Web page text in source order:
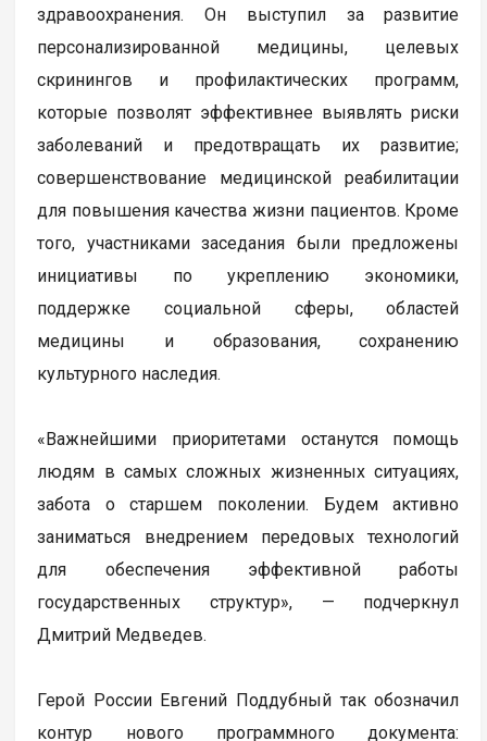
здравоохранения. Он выступил за развитие
персонализированной медицины, целевых
скринингов и профилактических программ,
которые позволят эффективнее выявлять риски
заболеваний и предотвращать их развитие;
совершенствование медицинской реабилитации
для повышения качества жизни пациентов. Кроме
того, участниками заседания были предложены
инициативы по укреплению экономики,
поддержке социальной сферы, областей
медицины и образования, сохранению
культурного наследия.
«Важнейшими приоритетами останутся помощь
людям в самых сложных жизненных ситуациях,
забота о старшем поколении. Будем активно
заниматься внедрением передовых технологий
для обеспечения эффективной работы
государственных структур», — подчеркнул
Дмитрий Медведев.
Герой России Евгений Поддубный так обозначил
контур нового программного документа: